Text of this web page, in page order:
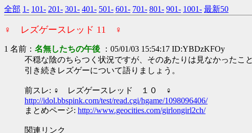
全部 1- 101- 201- 301- 401- 501- 601- 701- 801- 901- 1001- 最新50
♀ レズゲースレッド 11 ♀
1 名前： 名無したちの午後 ：05/01/03 15:54:17 ID:YBDzKFOy
不穏な陰のちらつく状況ですが、そのあたりは見なかったこ
引き続きレズゲーについて語りましょう。
前スレ: ♀ レズゲースレッド １０ ♀
http://idol.bbspink.com/test/read.cgi/hgame/1098096406/
まとめページ: http://www.geocities.com/girlongirl2ch/
関連リンク